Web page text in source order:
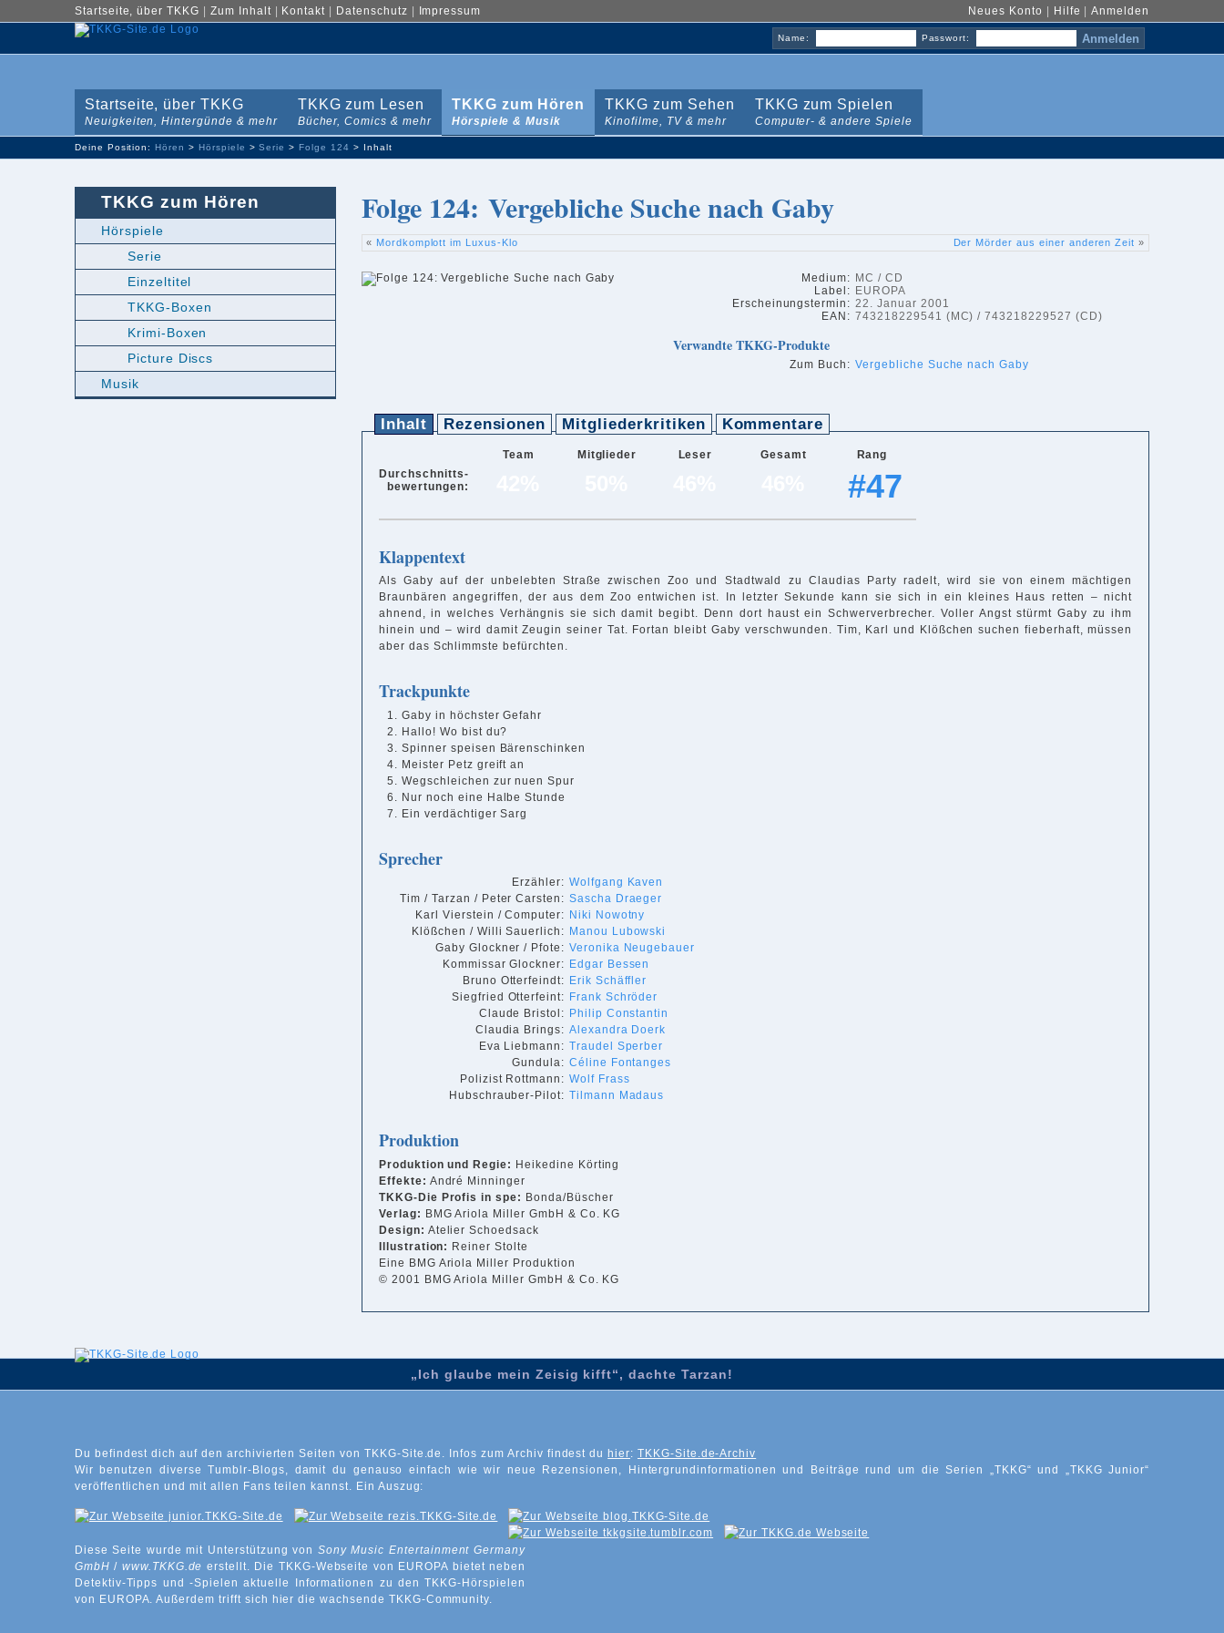
Neues Konto Hilfe |Anmelden
Startseite, über TKKG Zum Inhalt| Kontakt Datenschutz Impressum
Name: Passwort:
Startseite, über TKKG
Neuigkeiten, Hintergünde & mehr
TKKG zum Lesen
Bücher, Comics & mehr
TKKG zum Hören
Hörspiele & Musik
TKKG zum Sehen
Kinofilme, TV & mehr
TKKG zum Spielen
Computer- & andere Spiele
Deine Position:Hören > Hörspiele >Serie >Folge 124 > Inhalt
Folge 124: Vergebliche Suche nach Gaby
« Mordkomplott im Luxus-Klo Der Mörder aus einer anderen Zeit »
Medium:
Label:
Erscheinungstermin:
EAN:
MC / CD
EUROPA
22. Januar 2001
743218229541 (MC) / 743218229527 (CD)
Verwandte TKKG-Produkte
Zum Buch: Vergebliche Suche nach Gaby
Inhalt Rezensionen Mitgliederkritiken Kommentare
Durchschnitts-
bewertungen:
Team Mitglieder Leser Gesamt Rang
#47
Klappentext
Als Gaby auf der unbelebten Straße zwischen Zoo und Stadtwald zu Claudias Party radelt, wird sie von einem mächtigen
Braunbären angegriffen, der aus dem Zoo entwichen ist. In letzter Sekunde kann sie sich in ein kleines Haus retten – nicht
ahnend, in welches Verhängnis sie sich damit begibt. Denn dort haust ein Schwerverbrecher. Voller Angst stürmt Gaby zu ihm
hinein und – wird damit Zeugin seiner Tat. Fortan bleibt Gaby verschwunden. Tim, Karl und Klößchen suchen fieberhaft, müssen
aber das Schlimmste befürchten.
Trackpunkte
Gaby in höchster Gefahr
Hallo! Wo bist du?
Spinner speisen Bärenschinken
Meister Petz greift an
Wegschleichen zur nuen Spur
Nur noch eine Halbe Stunde
Ein verdächtiger Sarg
Sprecher
Erzähler: Wolfgang Kaven
Tim / Tarzan / Peter Carsten: Sascha Draeger
Karl Vierstein / Computer: Niki Nowotny
Klößchen / Willi Sauerlich: Manou Lubowski
Gaby Glockner / Pfote: Veronika Neugebauer
Kommissar Glockner: Edgar Bessen
Bruno Otterfeindt: Erik Schäffler
Siegfried Otterfeint: Frank Schröder
Claude Bristol: Philip Constantin
Claudia Brings: Alexandra Doerk
Eva Liebmann: Traudel Sperber
Gundula: Céline Fontanges
Polizist Rottmann: Wolf Frass
Hubschrauber-Pilot: Tilmann Madaus
Produktion
Produktion und Regie: Heikedine Körting
Effekte: André Minninger
TKKG-Die Profis in spe: Bonda/Büscher
Verlag: BMG Ariola Miller GmbH & Co. KG
Design: Atelier Schoedsack
Illustration: Reiner Stolte
Eine BMG Ariola Miller Produktion
© 2001 BMG Ariola Miller GmbH & Co. KG
TKKG zum Hören
Hörspiele
Serie
Einzeltitel
TKKG-Boxen
Krimi-Boxen
Picture Discs
Musik
„Ich glaube mein Zeisig kifft“, dachte Tarzan!
Du befindest dich auf den archivierten Seiten von TKKG-Site.de. Infos zum Archiv findest du hier: TKKG-Site.de-Archiv
Wir benutzen diverse Tumblr-Blogs, damit du genauso einfach wie wir neue Rezensionen, Hintergrundinformationen und Beiträge rund um die Serien „TKKG“ und „TKKG Junior“
veröffentlichen und mit allen Fans teilen kannst. Ein Auszug:
Diese Seite wurde mit Unterstützung von Sony Music Entertainment Germany
GmbH / www.TKKG.deerstellt. Die TKKG-Webseite von EUROPA bietet neben
Detektiv-Tipps und -Spielen aktuelle Informationen zu den TKKG-Hörspielen
von EUROPA. Außerdem trifft sich hier die wachsende TKKG-Community.